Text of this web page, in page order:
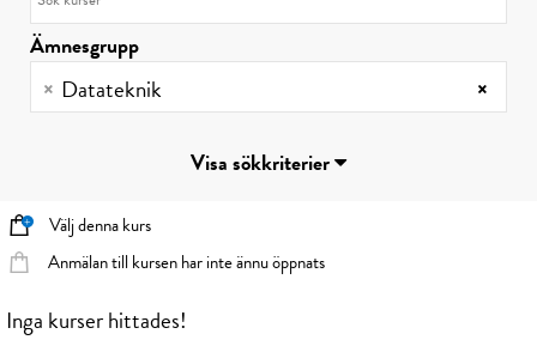
Ämnesgrupp
×
× Datateknik
Visa sökkriterier
Välj denna kurs
Anmälan till kursen har inte ännu öppnats
Inga kurser hittades!